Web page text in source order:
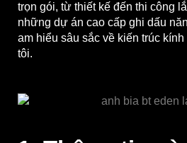
trọn gói, từ thiết kế đến thi công
những dự án cao cấp ghi dấu
am hiểu sâu sắc về kiến trúc
tôi.